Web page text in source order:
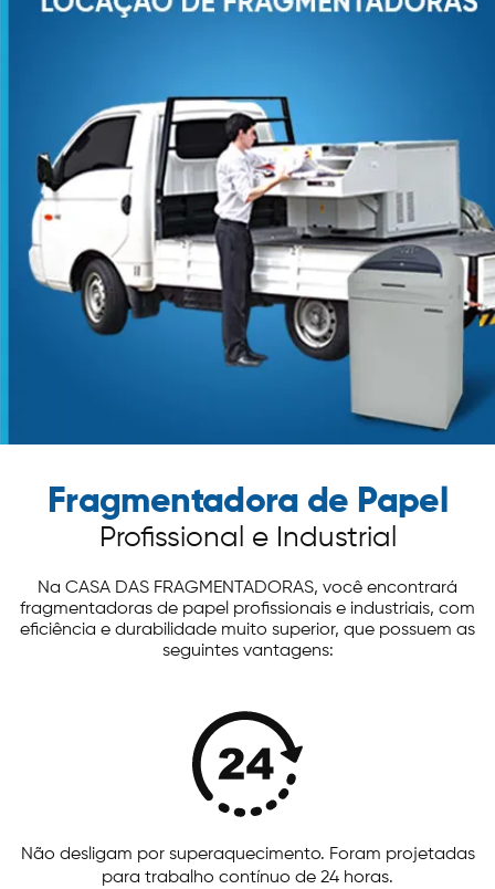
SAIBA MAIS
SERVIÇOS
FRAGMENTAÇÃO E LOCAÇÃO
Fragmentadora de Papel
Profissional e Industrial
Na CASA DAS FRAGMENTADORAS, você encontrará
fragmentadoras de papel profissionais e industriais, com
eficiência e durabilidade muito superior, que possuem as
seguintes vantagens:
Não desligam por superaquecimento. Foram projetadas
para trabalho contínuo de 24 horas.